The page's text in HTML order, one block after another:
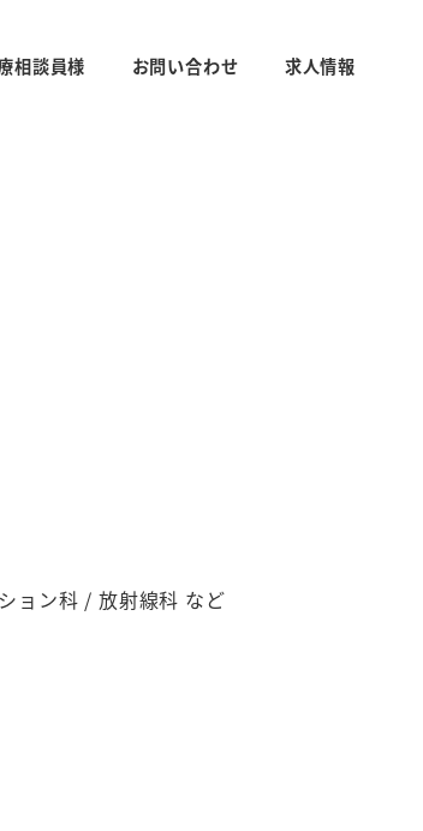
相談員様 お問い合わせ 求人情報
ョン科 / 放射線科 など